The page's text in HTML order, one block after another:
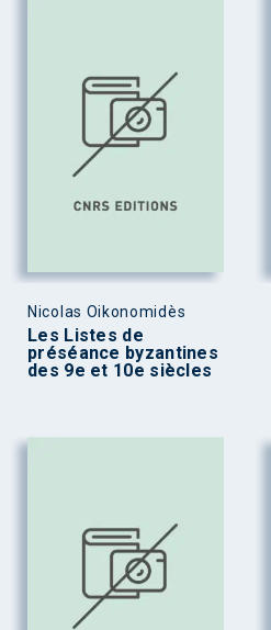
Nicolas Oikonomidès
Les Listes de
préséance byzantines
des 9e et 10e siècles